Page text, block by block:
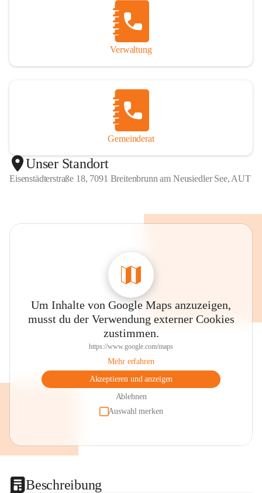
Verwaltung
Gemeinderat
Unser Standort
Eisenstädterstraße 18, 7091 Breitenbrunn am Neusiedler See, AUT
Um Inhalte von Google Maps anzuzeigen,
musst du der Verwendung externer Cookies
zustimmen.
https://www.google.com/maps
Mehr erfahren
Akzeptieren und anzeigen
Ablehnen
Auswahl merken
Beschreibung